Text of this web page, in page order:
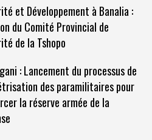
et Développement à Banalia :
du Comité Provincial de
de la Tshopo
: Lancement du processus de
des paramilitaires pour
la réserve armée de la